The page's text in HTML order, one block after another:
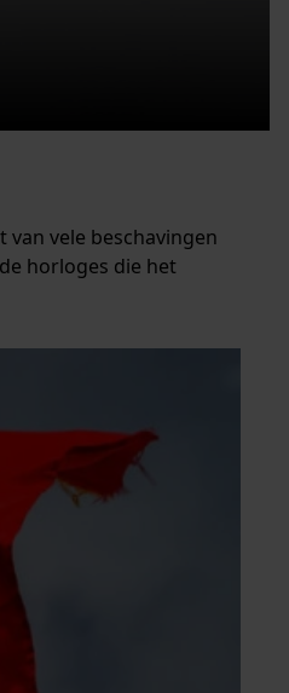
vele beschavingen
horloges die het